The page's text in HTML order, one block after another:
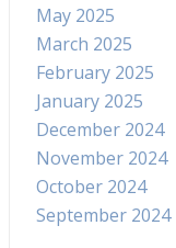
May 2025
March 2025
February 2025
January 2025
December 2024
November 2024
October 2024
September 2024